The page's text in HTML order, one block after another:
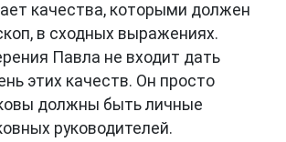
качества, которыми должен
в сходных выражениях.
Павла не входит дать
этих качеств. Он просто
должны быть личные
руководителей.